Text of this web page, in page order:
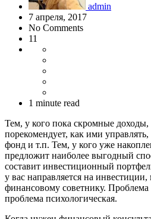
admin
7 апреля, 2017
No Comments
11
1 minute read
Тем, у кого пока скромные доходы,
порекомендует, как ими
фонд и т.п. Тем, у кого уже
предложит наиболее выгодный
составит инвестиционный
у вас направляется на
финансовому советнику.
проблема психологическая.